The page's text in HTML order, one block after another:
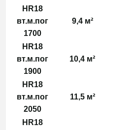
HR18
вт.м.пог
1700
9,4 м²
HR18
вт.м.пог
1900
10,4 м²
HR18
вт.м.пог
2050
11,5 м²
HR18